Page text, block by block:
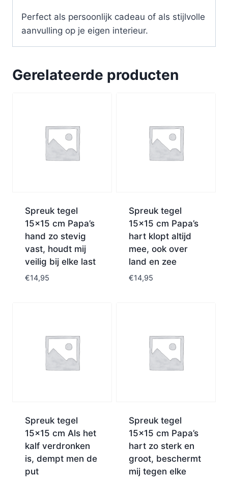
Perfect als persoonlijk cadeau of als stijlvolle
aanvulling op je eigen interieur.
Gerelateerde producten
Spreuk tegel
15×15 cm Papa’s
hand zo stevig
vast, houdt mij
veilig bij elke last
€14,95
Spreuk tegel
15×15 cm Papa’s
hart klopt altijd
mee, ook over
land en zee
€14,95
Spreuk tegel
15×15 cm Als het
kalf verdronken
is, dempt men de
put
Spreuk tegel
15×15 cm Papa’s
hart zo sterk en
groot, beschermt
mij tegen elke